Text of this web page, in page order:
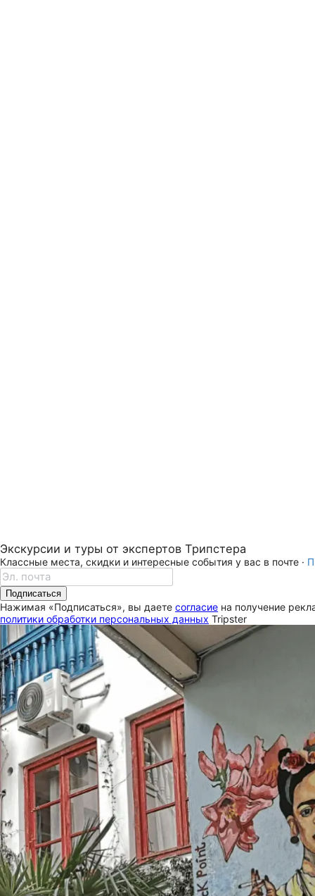
Экскурсии и туры от экспертов Трипстера
Классные места, скидки и интересные события у вас в почте ·
Подписаться
Нажимая «Подписаться», вы даете согласие на получение
политики обработки персональных данных Tripster